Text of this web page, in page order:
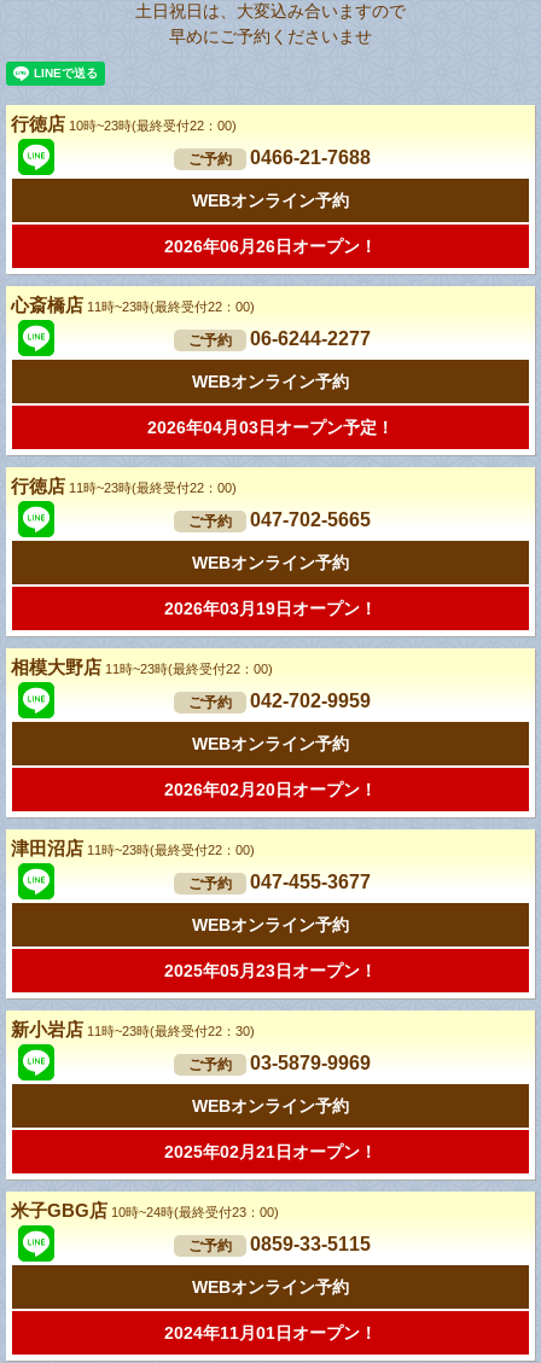
土日祝日は、大変込み合いますので
早めにご予約くださいませ
行徳店 10時~23時(最終受付22：00)
ご予約 0466-21-7688
WEBオンライン予約
2026年06月26日オープン！
心斎橋店 11時~23時(最終受付22：00)
ご予約 06-6244-2277
WEBオンライン予約
2026年04月03日オープン予定！
行徳店 11時~23時(最終受付22：00)
ご予約 047-702-5665
WEBオンライン予約
2026年03月19日オープン！
相模大野店 11時~23時(最終受付22：00)
ご予約 042-702-9959
WEBオンライン予約
2026年02月20日オープン！
津田沼店 11時~23時(最終受付22：00)
ご予約 047-455-3677
WEBオンライン予約
2025年05月23日オープン！
新小岩店 11時~23時(最終受付22：30)
ご予約 03-5879-9969
WEBオンライン予約
2025年02月21日オープン！
米子GBG店 10時~24時(最終受付23：00)
ご予約 0859-33-5115
WEBオンライン予約
2024年11月01日オープン！